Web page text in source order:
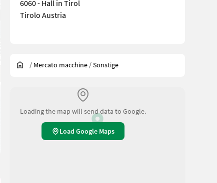
6060 - Hall in Tirol
Tirolo Austria
/ Mercato macchine /Sonstige
Loading the map will send data to Google.
Load Google Maps